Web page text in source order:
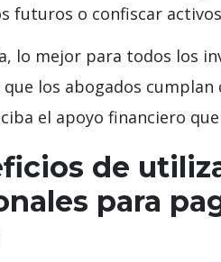
futuros o confiscar
lo mejor para todos los
los abogados
el apoyo financiero que
de
para